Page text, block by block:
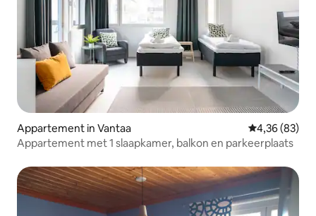
Appartement in Vantaa Gemiddelde
4,36 (83)
Appartement met 1 slaapkamer, balkon en parkeerplaats